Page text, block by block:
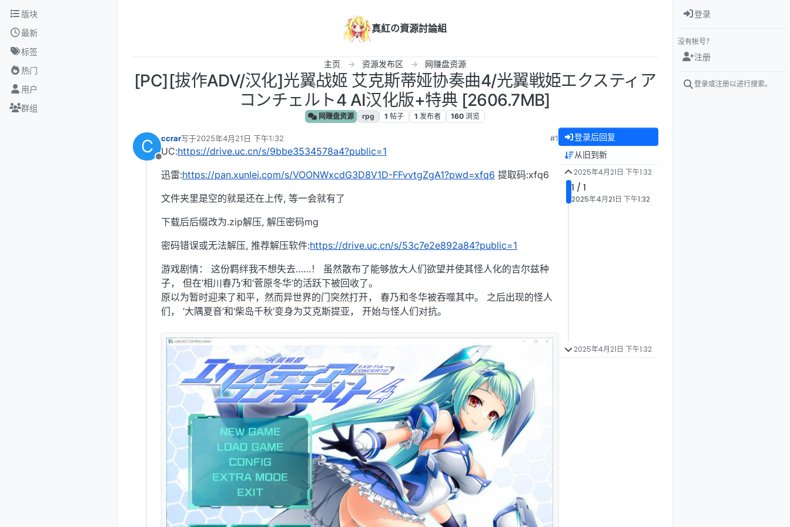
跳转至内容
版块
最新
标签
热门
用户
群组
真紅の資源討論組
主页 资源发布区 网赚盘资源
[PC][拔作ADV/汉化]光翼战姬 艾克斯蒂娅协奏曲4/光翼戦姫エクスティア
コンチェルト4 AI汉化版+特典 [2606.7MB]
网赚盘资源 rpg 1 帖子 1 发布者 160 浏览
C
离线
ccrar写于2025年4月21日 下午1:32
最后由 编辑
#1
UC:https://drive.uc.cn/s/9bbe3534578a4?public=1
迅雷:https://pan.xunlei.com/s/VOONWxcdG3D8V1D-FFvvtgZgA1?pwd=xfq6 提取码:xfq6
文件夹里是空的就是还在上传, 等一会就有了
下载后后缀改为.zip解压, 解压密码mg
密码错误或无法解压, 推荐解压软件:https://drive.uc.cn/s/53c7e2e892a84?public=1
游戏剧情： 这份羁绊我不想失去……！ 虽然散布了能够放大人们欲望并使其怪人化的吉尔兹种
子， 但在‘相川春乃’和‘菅原冬华’的活跃下被回收了。
原以为暂时迎来了和平，然而异世界的门突然打开， 春乃和冬华被吞噬其中。 之后出现的怪人
们， ‘大隅夏音’和‘柴岛千秋’变身为艾克斯提亚， 开始与怪人们对抗。
登录后回复
从旧到新
2025年4月21日 下午1:32
1 / 1
2025年4月21日 下午1:32
2025年4月21日 下午1:32
登录
没有帐号？
注册
登录或注册以进行搜索。